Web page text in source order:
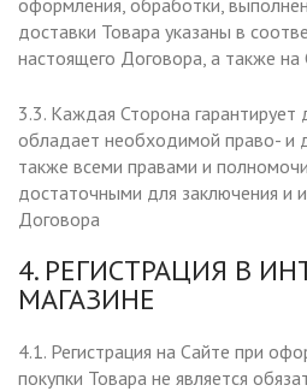
оформления, обработки,
доставки Товара указаны в
настоящего Договора, а также на
3.3. Каждая Сторона гарантирует
обладает необходимой право- и
также всеми правами и
достаточными для заключения и
Договора
4. РЕГИСТРАЦИЯ В
МАГАЗИНЕ
4.1. Регистрация на Сайте при
покупки Товара не является